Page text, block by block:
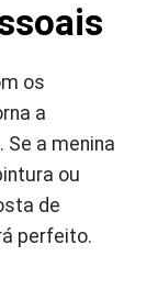
os
a
a menina
ou
de
perfeito.